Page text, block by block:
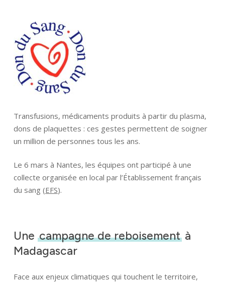
Transfusions, médicaments produits à partir du plasma,
dons de plaquettes : ces gestes permettent de soigner
un million de personnes tous les ans.
Le 6 mars à Nantes, les équipes ont participé à une
collecte organisée en local par l’Établissement français
du sang (EFS).
Une campagne de reboisementà
Madagascar
Face aux enjeux climatiques qui touchent le territoire,